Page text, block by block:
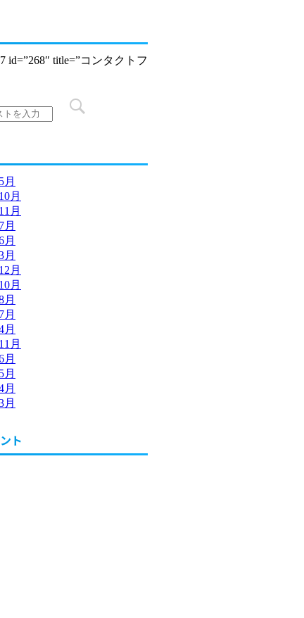
id=”268″ title=”コンタクトフ
月
月
月
月
月
月
月
月
月
月
月
月
月
月
月
月
ト